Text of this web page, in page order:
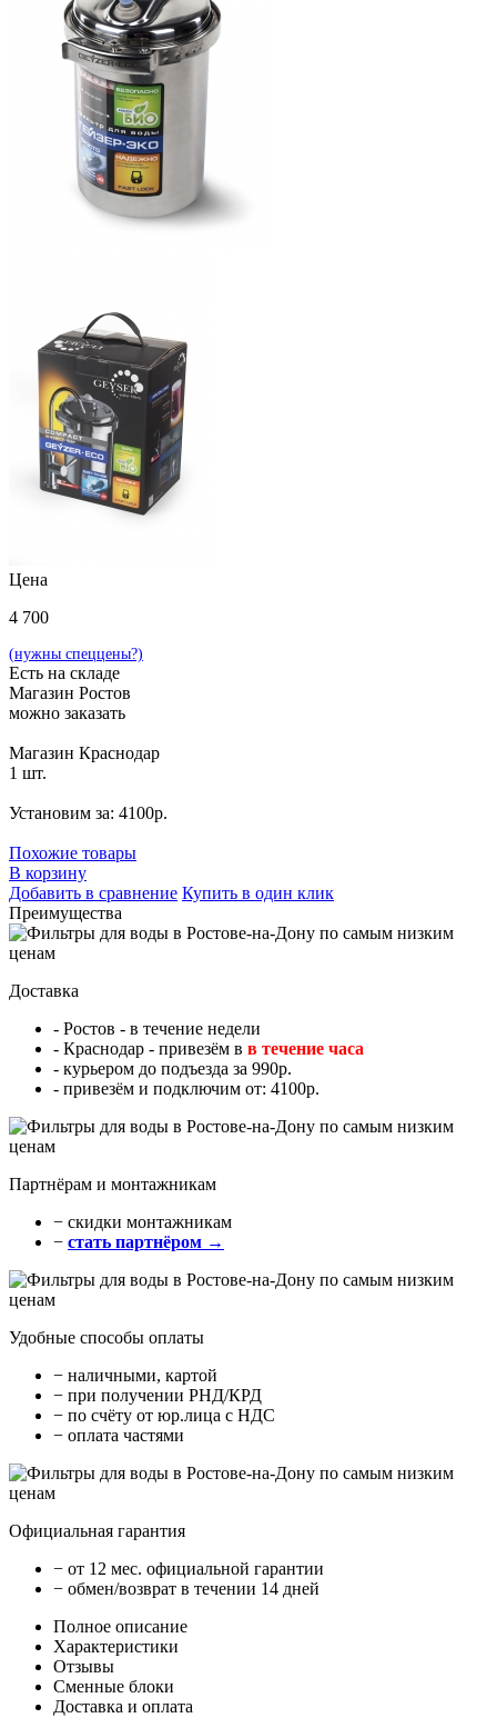
Цена
4 700
(нужны спеццены?)
Есть на складе
Магазин Ростов
можно заказать
Магазин Краснодар
1 шт.
Установим за: 4100р.
Похожие товары
В корзину
Добавить в сравнение Купить в один клик
Преимущества
Доставка
- Ростов - в течение недели
- Краснодар - привезём в в течение часа
- курьером до подъезда за 990р.
- привезём и подключим от: 4100р.
Партнёрам и монтажникам
− cкидки монтажникам
− стать партнёром →
Удобные способы оплаты
− наличными, картой
− при получении РНД/КРД
− по счёту от юр.лица с НДС
− оплата частями
Официальная гарантия
− от 12 мес. официальной гарантии
− обмен/возврат в течении 14 дней
Полное описание
Характеристики
Отзывы
Сменные блоки
Доставка и оплата